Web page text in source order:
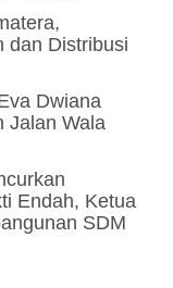
dan Distribusi
Dwiana
Jalan Wala
Endah, Ketua
SDM